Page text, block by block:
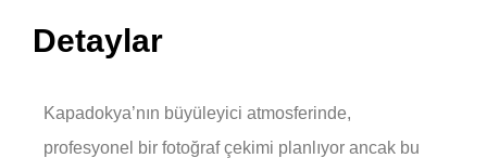
Detaylar
Kapadokya’nın büyüleyici atmosferinde,
profesyonel bir fotoğraf çekimi planlıyor ancak bu